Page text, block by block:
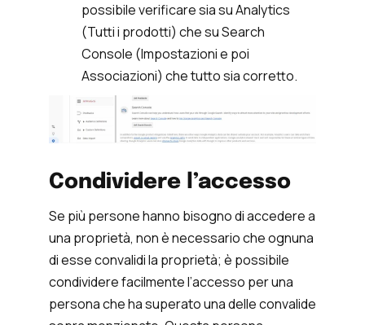
possibile verificare sia su Analytics
(Tutti i prodotti) che su Search
Console (Impostazioni e poi
Associazioni) che tutto sia corretto.
Condividere l’accesso
Se più persone hanno bisogno di accedere a
una proprietà, non è necessario che ognuna
di esse convalidi la proprietà; è possibile
condividere facilmente l’accesso per una
persona che ha superato una delle convalide